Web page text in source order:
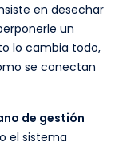
en desechar
un
lo cambia todo,
se conectan
de gestión
el sistema